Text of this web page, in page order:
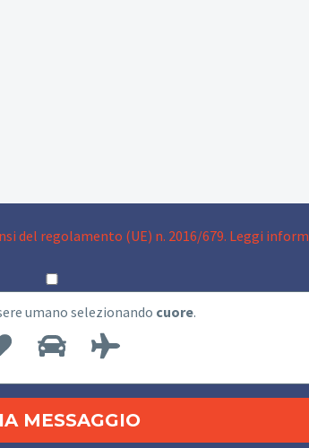
del regolamento (UE) n. 2016/679. Leggi
umano selezionando cuore.